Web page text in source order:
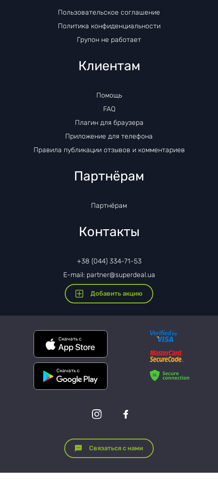
Пользовательское соглашение
Политика конфиденциальности
Групон не работает
Клиентам
Помощь
FAQ
Плагин для браузера
Приложение для телефона
Правила публикации отзывов и комментариев
Партнёрам
Партнёрам
Контакты
+38 (044) 334-71-53
E-mail: partner@superdeal.ua
Добавить акцию
Скачать с
Скачать с
Связаться с нами